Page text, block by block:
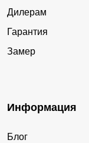
Дилерам
Гарантия
Замер
Информация
Блог